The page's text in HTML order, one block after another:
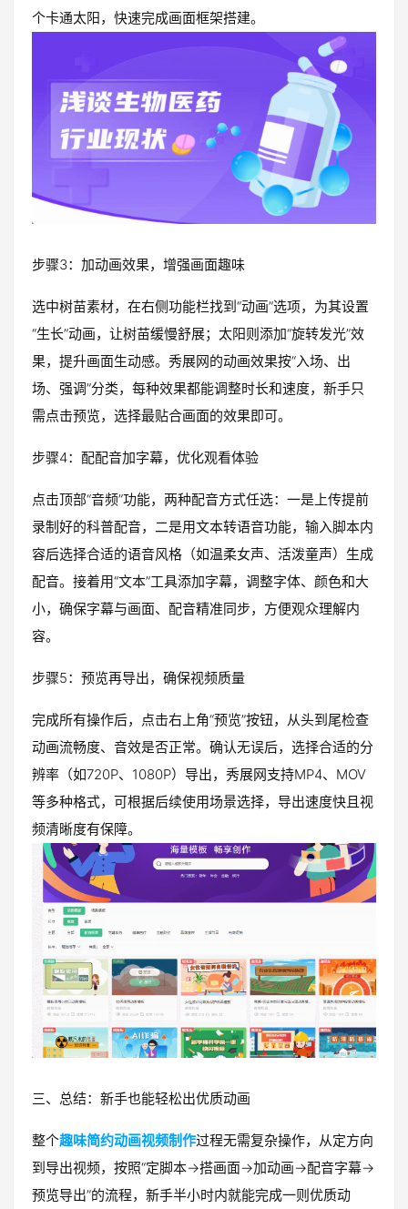
个卡通太阳，快速完成画面框架搭建。
步骤3：加动画效果，增强画面趣味
选中树苗素材，在右侧功能栏找到“动画”选项，为其设置
“生长”动画，让树苗缓慢舒展；太阳则添加“旋转发光”效
果，提升画面生动感。秀展网的动画效果按“入场、出
场、强调”分类，每种效果都能调整时长和速度，新手只
需点击预览，选择最贴合画面的效果即可。
步骤4：配配音加字幕，优化观看体验
点击顶部“音频”功能，两种配音方式任选：一是上传提前
录制好的科普配音，二是用文本转语音功能，输入脚本内
容后选择合适的语音风格（如温柔女声、活泼童声）生成
配音。接着用“文本”工具添加字幕，调整字体、颜色和大
小，确保字幕与画面、配音精准同步，方便观众理解内
容。
步骤5：预览再导出，确保视频质量
完成所有操作后，点击右上角“预览”按钮，从头到尾检查
动画流畅度、音效是否正常。确认无误后，选择合适的分
辨率（如720P、1080P）导出，秀展网支持MP4、MOV
等多种格式，可根据后续使用场景选择，导出速度快且视
频清晰度有保障。
三、总结：新手也能轻松出优质动画
整个趣味简约动画视频制作过程无需复杂操作，从定方向
到导出视频，按照“定脚本→搭画面→加动画→配音字幕→
预览导出”的流程，新手半小时内就能完成一则优质动